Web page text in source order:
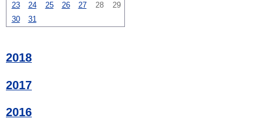
23
24 25 26 27 28
29
30
31
2018
2017
2016